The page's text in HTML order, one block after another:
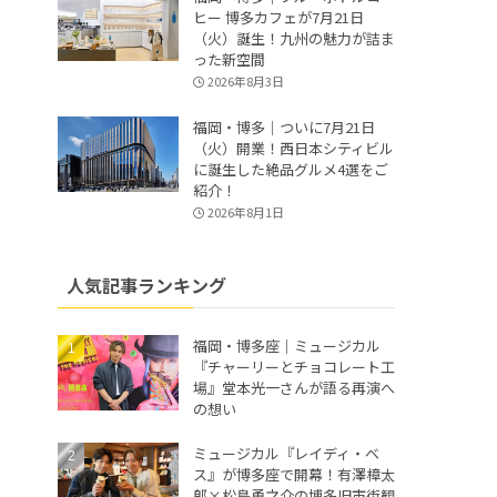
ヒー 博多カフェが7月21日
（火）誕生！九州の魅力が詰ま
った新空間
2026年8月3日
福岡・博多｜ついに7月21日
（火）開業！西日本シティビル
に誕生した絶品グルメ4選をご
紹介！
2026年8月1日
人気記事ランキング
福岡・博多座｜ミュージカル
『チャーリーとチョコレート工
場』堂本光一さんが語る再演へ
の想い
ミュージカル『レイディ・ベ
ス』が博多座で開幕！有澤樟太